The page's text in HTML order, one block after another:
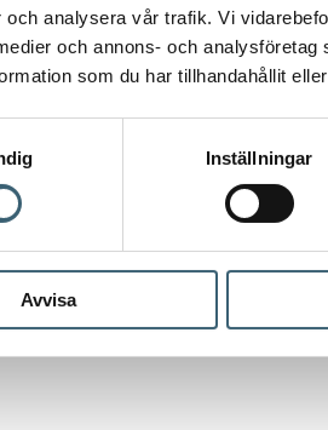
och analysera vår trafik. Vi
och annons- och
som du har tillhandahållit
Inställningar
Avvisa
Ovan Mark/Tankutrustning/